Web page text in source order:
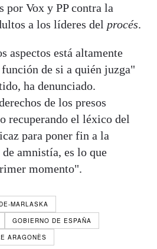
por Vox y PP contra la
a los líderes del procés.
aspectos está altamente
de si a quién juzga"
ha denunciado.
de los presos
recuperando el léxico del
para poner fin a la
amnistía, es lo que
momento".
MARLASKA
GOBIERNO DE ESPAÑA
ARAGONÈS